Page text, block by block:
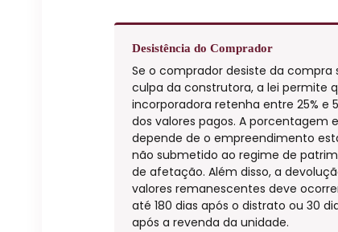
Desistência do Comprador
Se o comprador desiste da compra
culpa da construtora, a lei permite
incorporadora retenha entre 25% e
dos valores pagos. A porcentagem
depende de o empreendimento
não submetido ao regime de
de afetação. Além disso, a
valores remanescentes deve
até 180 dias após o distrato ou 30
após a revenda da unidade.